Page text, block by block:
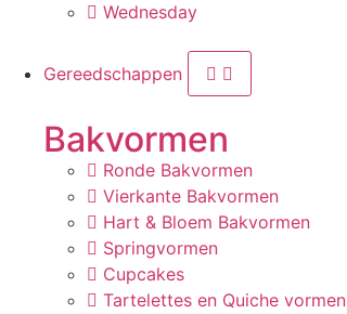
Wednesday
Gereedschappen
Bakvormen
Ronde Bakvormen
Vierkante Bakvormen
Hart & Bloem Bakvormen
Springvormen
Cupcakes
Tartelettes en Quiche vormen